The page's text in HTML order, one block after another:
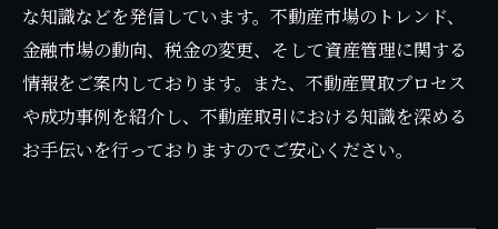
な知識などを発信しています。不動産市場のトレンド、
金融市場の動向、税金の変更、そして資産管理に関する
情報をご案内しております。また、不動産買取プロセス
や成功事例を紹介し、不動産取引における知識を深める
お手伝いを行っておりますのでご安心ください。